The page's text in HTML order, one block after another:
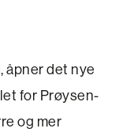
åpner det nye
for Prøysen­
og mer